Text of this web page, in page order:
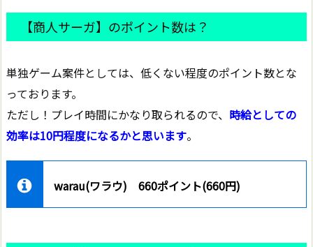
【商人サーガ】のポイント数は？
単独ゲーム案件としては、低くない程度のポイント数とな
っております。
ただし！プレイ時間にかなり取られるので、 時給としての
効率は10円程度になるかと思います。
warau(ワラウ) 660ポイント(660円)